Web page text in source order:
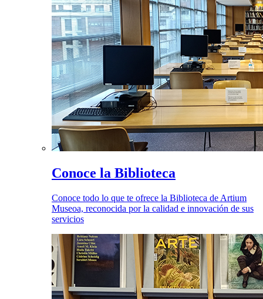
Conoce la Biblioteca
Conoce todo lo que te ofrece la Biblioteca de Artium
Museoa, reconocida por la calidad e innovación de sus
servicios